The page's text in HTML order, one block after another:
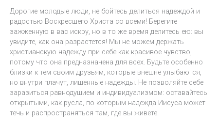
Дорогие молодые люди, не бойтесь делиться надеждой и
радостью Воскресшего Христа со всеми! Берегите
зажженную в вас искру, но в то же время делитесь ею: вы
увидите, как она разрастется! Мы не можем держать
христианскую надежду при себе как красивое чувство,
потому что она предназначена для всех. Будьте особенно
близки к тем своим друзьям, которые внешне улыбаются,
но внутри плачут, лишенные надежды. Не позволяйте себе
заразиться равнодушием и индивидуализмом: оставайтесь
открытыми, как русла, по которым надежда Иисуса может
течь и распространяться там, где вы живете.